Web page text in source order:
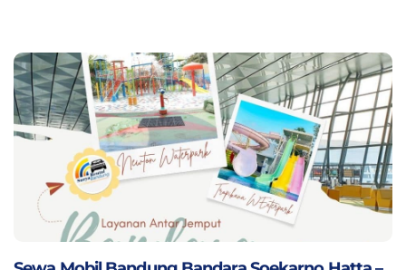
PagePagePagePagePage